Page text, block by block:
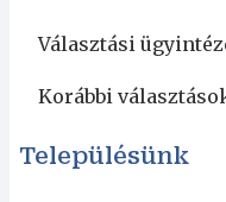
Választási
Korábbi
Településünk